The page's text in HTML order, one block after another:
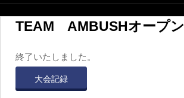
TEAM AMBUSHオープン
終了いたしました。
大会記録